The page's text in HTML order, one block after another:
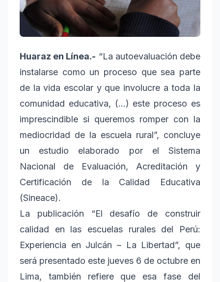
Huaraz en Línea.- “La autoevaluación debe
instalarse como un proceso que sea parte
de la vida escolar y que involucre a toda la
comunidad educativa, (…) este proceso es
imprescindible si queremos romper con la
mediocridad de la escuela rural”, concluye
un estudio elaborado por el Sistema
Nacional de Evaluación, Acreditación y
Certificación de la Calidad Educativa
(Sineace).
La publicación “El desafío de construir
calidad en las escuelas rurales del Perú:
Experiencia en Julcán – La Libertad”, que
será presentado este jueves 6 de octubre en
Lima, también refiere que esa fase del